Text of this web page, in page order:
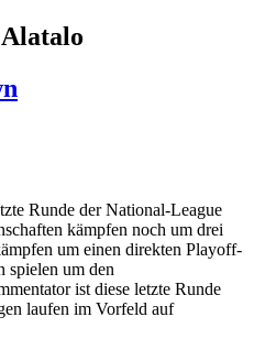
Runde der National-League
kämpfen noch um drei
um einen direkten Playoff-
spielen um den
ist diese letzte Runde
laufen im Vorfeld auf